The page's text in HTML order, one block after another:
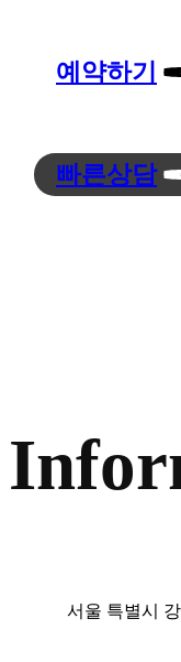
예약하기
빠른상담
서울 특별시